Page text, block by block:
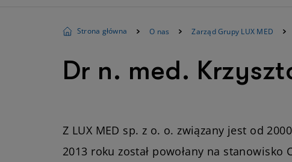
Strona główna O nas Zarząd Grupy LUX MED
Dr n. med.
Z LUX MED sp. z o. o. związany jest od
2013 roku został powołany na stanowisko